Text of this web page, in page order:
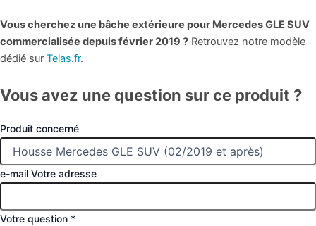
Vous cherchez une bâche extérieure pour Mercedes GLE SUV
commercialisée depuis février 2019 ? Retrouvez notre modèle
dédié sur Telas.fr.
Vous avez une question sur ce produit ?
Produit concerné
e-mail Votre adresse
Votre question *